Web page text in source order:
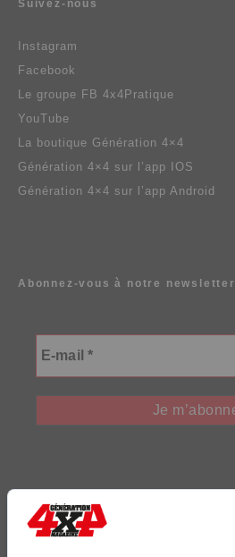
Suivez-nous
Instagram
Facebook
Le groupe FB 4x4Pratique
YouTube
La boutique Génération 4×4
Génération 4×4 sur l’app IOS
Génération 4×4 sur l’app Android
Abonnez-vous à notre newsletter